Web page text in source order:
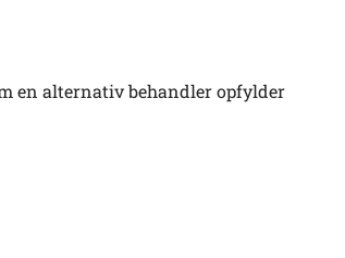
en alternativ behandler opfylder